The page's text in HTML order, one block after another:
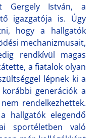
Gergely István, a
igazgatója is. Úgy
hogy a hallgatók
mechanizmusait,
rendkívül magas
a fiatalok olyan
lépnek ki a
generációk a
rendelkezhettek.
hallgatók elegendő
sportéletben való